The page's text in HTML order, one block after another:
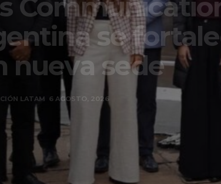
se fortalece
sede
6 AGOSTO, 2026